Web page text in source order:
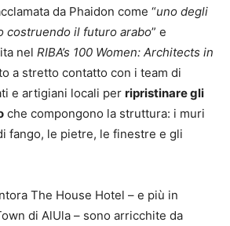
da Phaidon come “uno degli
costruendo il futuro arabo” e
nel RIBA’s 100 Women: Architects in
a stretto contatto con i team di
e artigiani locali per ripristinare gli
che compongono la struttura: i muri
fango, le pietre, le finestre e gli
The House Hotel – e più in
di AlUla – sono arricchite da